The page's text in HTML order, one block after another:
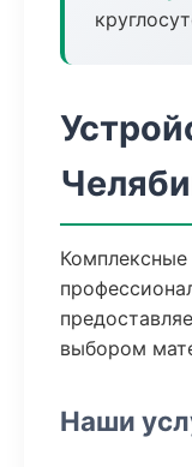
Комплексные
выбором
Наши